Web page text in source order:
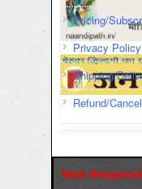
Pricing/
Privacy Policy
Shipping/
Refund/
Max